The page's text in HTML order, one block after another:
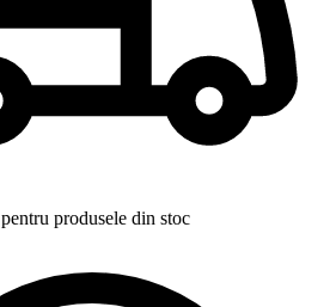
pentru produsele din stoc